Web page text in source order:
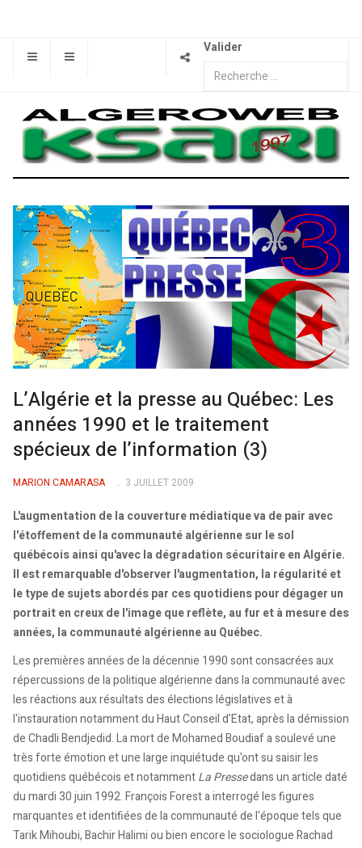
Valider
L’Algérie et la presse au Québec: Les
années 1990 et le traitement
spécieux de l’information (3)
MARION CAMARASA 3 JUILLET 2009
L'augmentation de la couverture médiatique va de pair avec
l'étoffement de la communauté algérienne sur le sol
québécois ainsi qu'avec la dégradation sécuritaire en Algérie.
Il est remarquable d'observer l'augmentation, la régularité et
le type de sujets abordés par ces quotidiens pour dégager un
portrait en creux de l'image que reflète, au fur et à mesure des
années, la communauté algérienne au Québec.
Les premières années de la décennie 1990 sont consacrées aux
répercussions de la politique algérienne dans la communauté avec
les réactions aux résultats des élections législatives et à
l'instauration notamment du Haut Conseil d'Etat, après la démission
de Chadli Bendjedid. La mort de Mohamed Boudiaf a soulevé une
très forte émotion et une large inquiétude qu'ont su saisir les
quotidiens québécois et notammentLa Pressedans un article daté
du mardi 30 juin 1992. François Forest a interrogé les figures
marquantes et identifiées de la communauté de l'époque tels que
Tarik Mihoubi, Bachir Halimi ou bien encore le sociologue Rachad